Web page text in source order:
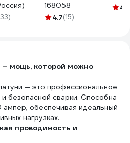
168058
4.7(15)
4.4
мощь, которой можно
— это профессиональное
безопасной сварки. Способна
обеспечивая идеальный
нагрузках.
проводимость и